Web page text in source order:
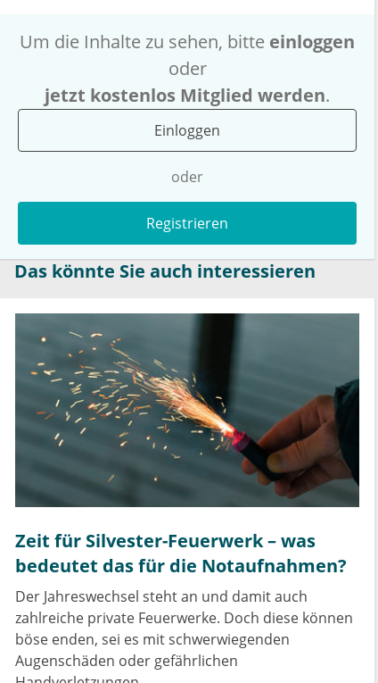
Um die Inhalte zu sehen, bitte einloggen
oder
jetzt kostenlos Mitglied werden.
Einloggen
oder
Registrieren
Das könnte Sie auch interessieren
Zeit für Silvester-Feuerwerk – was
bedeutet das für die Notaufnahmen?
Der Jahreswechsel steht an und damit auch
zahlreiche private Feuerwerke. Doch diese können
böse enden, sei es mit schwerwiegenden
Augenschäden oder gefährlichen